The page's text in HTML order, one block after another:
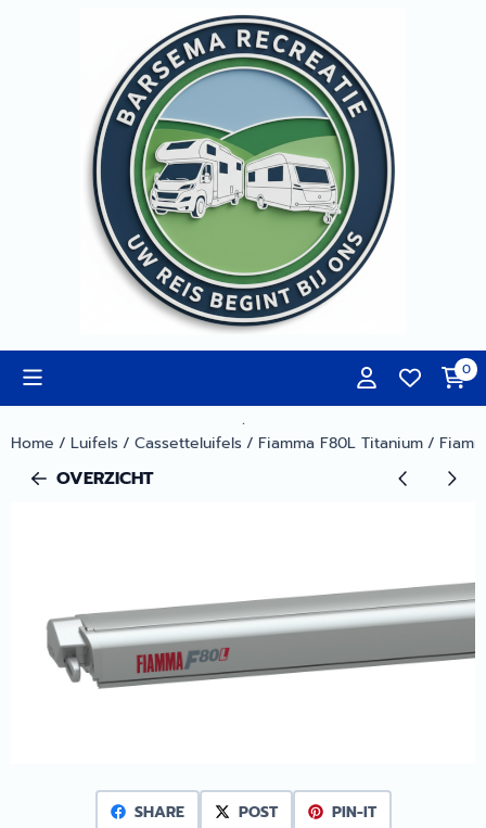
Cookievoorkeuren zijn momenteel gesloten.
0
.
Home / Luifels/ Cassetteluifels/ Fiamma F80L Titanium/
OVERZICHT
SHARE POST PIN-IT